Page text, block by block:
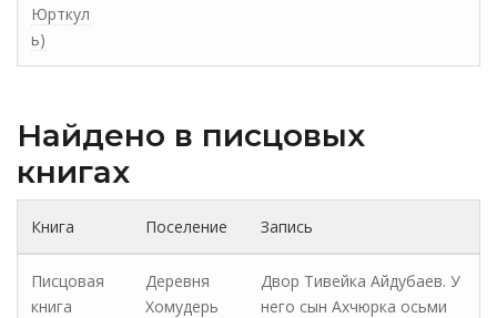
Юрткул
ь)
Найдено в писцовых
книгах
Книга Поселение Запись
Писцовая
книга
Деревня
Хомудерь
Двор Тивейка Айдубаев. У
него сын Ахчюрка осьми